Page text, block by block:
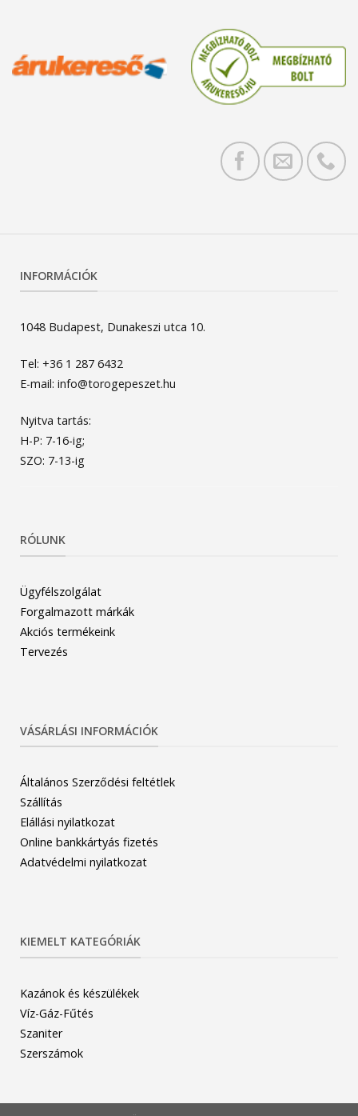
INFORMÁCIÓK
1048 Budapest, Dunakeszi utca 10.
Tel: +36 1 287 6432
E-mail: info@torogepeszet.hu
Nyitva tartás:
H-P: 7-16-ig;
SZO: 7-13-ig
RÓLUNK
Ügyfélszolgálat
Forgalmazott márkák
Akciós termékeink
Tervezés
VÁSÁRLÁSI INFORMÁCIÓK
Általános Szerződési feltétlek
Szállítás
Elállási nyilatkozat
Online bankkártyás fizetés
Adatvédelmi nyilatkozat
KIEMELT KATEGÓRIÁK
Kazánok és készülékek
Víz-Gáz-Fűtés
Szaniter
Szerszámok